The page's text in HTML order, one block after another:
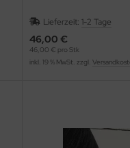
Lieferzeit: 1-2 Tage
46,00 €
46,00 € pro Stk
inkl. 19 % MwSt. zzgl.